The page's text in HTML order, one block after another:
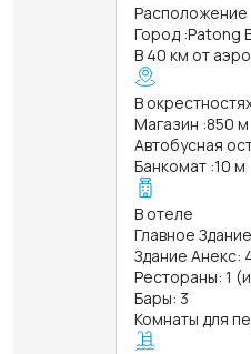
Расположение
Город :Patong
В 40 км от
В
Магазин :850 м
Автобусная
Банкомат :10 м
В отеле
Главное
Здание Анекс:
Рестораны: 1
Бары: 3
Комнаты для